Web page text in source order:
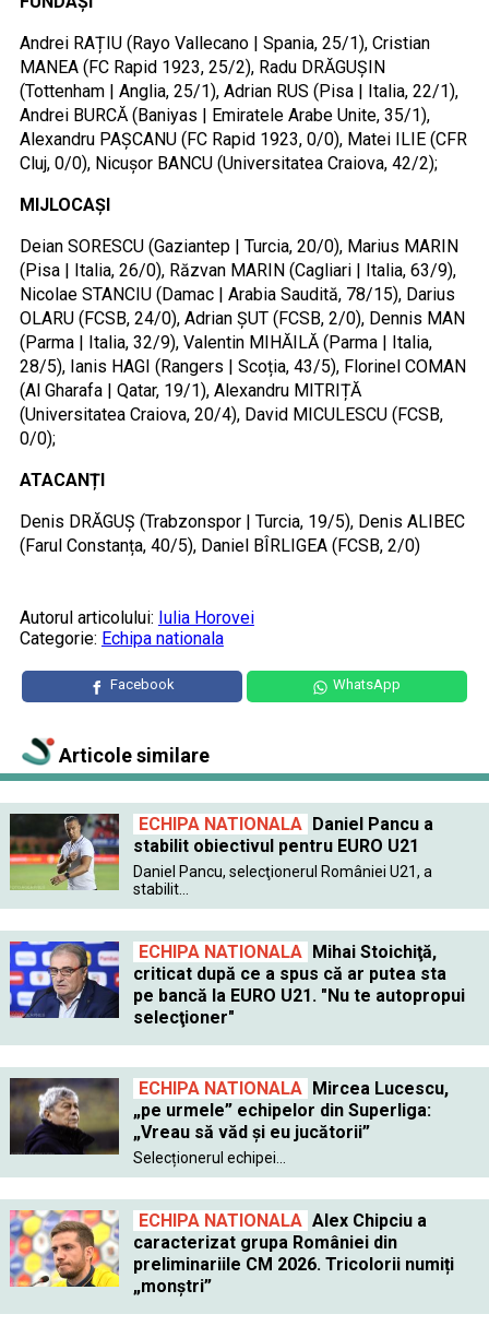
Andrei RAȚIU (Rayo Vallecano | Spania, 25/1), Cristian
MANEA (FC Rapid 1923, 25/2), Radu DRĂGUȘIN
(Tottenham | Anglia, 25/1), Adrian RUS (Pisa | Italia, 22/1),
Andrei BURCĂ (Baniyas | Emiratele Arabe Unite, 35/1),
Alexandru PAȘCANU (FC Rapid 1923, 0/0), Matei ILIE (CFR
Cluj, 0/0), Nicușor BANCU (Universitatea Craiova, 42/2);
MIJLOCAȘI
Deian SORESCU (Gaziantep | Turcia, 20/0), Marius MARIN
(Pisa | Italia, 26/0), Răzvan MARIN (Cagliari | Italia, 63/9),
Nicolae STANCIU (Damac | Arabia Saudită, 78/15), Darius
OLARU (FCSB, 24/0), Adrian ȘUT (FCSB, 2/0), Dennis MAN
(Parma | Italia, 32/9), Valentin MIHĂILĂ (Parma | Italia,
28/5), Ianis HAGI (Rangers | Scoția, 43/5), Florinel COMAN
(Al Gharafa | Qatar, 19/1), Alexandru MITRIȚĂ
(Universitatea Craiova, 20/4), David MICULESCU (FCSB,
0/0);
ATACANȚI
Denis DRĂGUȘ (Trabzonspor | Turcia, 19/5), Denis ALIBEC
(Farul Constanța, 40/5), Daniel BÎRLIGEA (FCSB, 2/0)
Autorul articolului: Iulia Horovei
Categorie: Echipa nationala
Facebook WhatsApp
Articole similare
ECHIPA NATIONALA Daniel Pancu a
stabilit obiectivul pentru EURO U21
Daniel Pancu, selecţionerul României U21, a
stabilit...
ECHIPA NATIONALA Mihai Stoichiţă,
criticat după ce a spus că ar putea sta
pe bancă la EURO U21. "Nu te autopropui
selecţioner"
ECHIPA NATIONALA Mircea Lucescu,
„pe urmele” echipelor din Superliga:
„Vreau să văd și eu jucătorii”
Selecționerul echipei...
ECHIPA NATIONALA Alex Chipciu a
caracterizat grupa României din
preliminariile CM 2026. Tricolorii numiți
„monștri”